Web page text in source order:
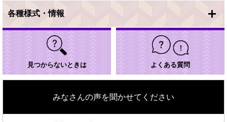
各種様式・情報
見つからないときは よくある質問
みなさんの声を聞かせてください